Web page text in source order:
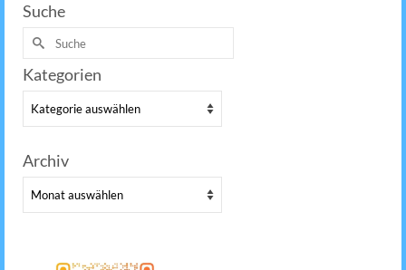
Suche
Suche
nach:
Kategorien
Kategorien
Archiv
Archiv